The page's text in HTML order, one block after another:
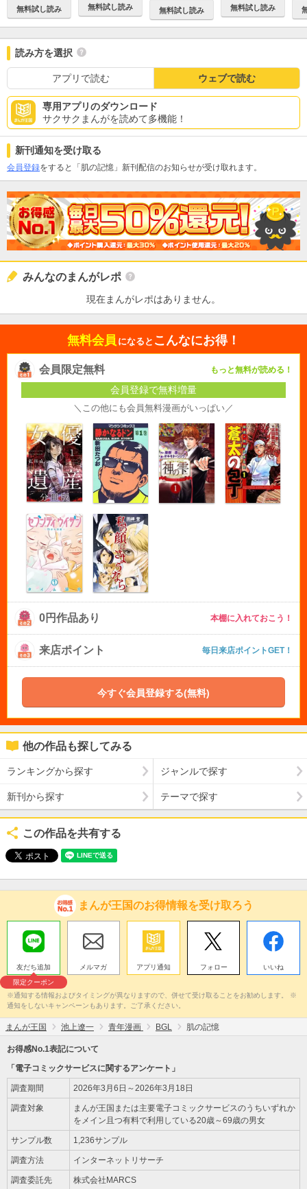
無料試し読み 無料試し読み 無料試し読み 無料試し読み
読み方を選択
アプリで読む ウェブで読む
専用アプリのダウンロード
サクサクまんがを読めて多機能！
新刊通知を受け取る
会員登録をすると「肌の記憶」新刊配信のお知らせが受け取れます。
みんなのまんがレポ
現在まんがレポはありません。
無料会員 になると こんなにお得！
会員限定無料 もっと無料が読める！
会員登録で無料増量
＼この他にも会員無料漫画がいっぱい／
0円作品あり 本棚に入れておこう！
来店ポイント 毎日来店ポイントGET！
今すぐ会員登録する(無料)
他の作品も探してみる
ランキングから探す ジャンルで探す
新刊から探す テーマで探す
この作品を共有する
まんが王国のお得情報を受け取ろう
友だち追加
限定クーポン
メルマガ アプリ通知 フォロー いいね
※通知する情報およびタイミングが異なりますので、併せて受け取ることをお勧めします。 ※
通知をしないキャンペーンもあります。ご了承ください。
まんが王国 池上遼一 青年漫画 BGL 肌の記憶
お得感No.1表記について
「電子コミックサービスに関するアンケート」
調査期間 2026年3月6日～2026年3月18日
調査対象
まんが王国または主要電子コミックサービスのうちいずれか
をメイン且つ有料で利用している20歳～69歳の男女
サンプル数 1,236サンプル
調査方法 インターネットリサーチ
調査委託先 株式会社MARCS